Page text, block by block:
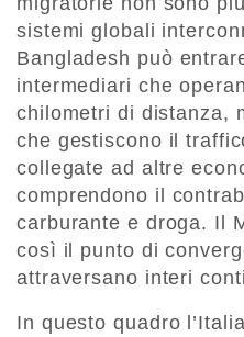
sistemi globali
Bangladesh può
intermediari che
chilometri di distanza,
che gestiscono il
collegate ad altre
comprendono il
carburante e droga. Il
così il punto di
attraversano interi
In questo quadro